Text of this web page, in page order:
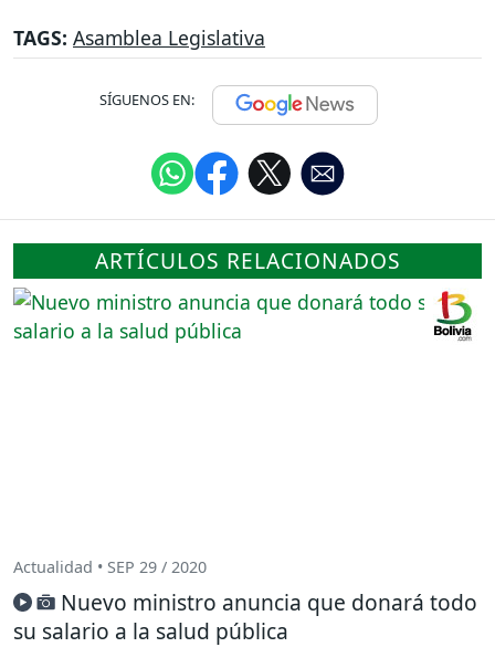
TAGS: Asamblea Legislativa
SÍGUENOS EN:
ARTÍCULOS RELACIONADOS
Actualidad • SEP 29 / 2020
Nuevo ministro anuncia que donará todo
su salario a la salud pública